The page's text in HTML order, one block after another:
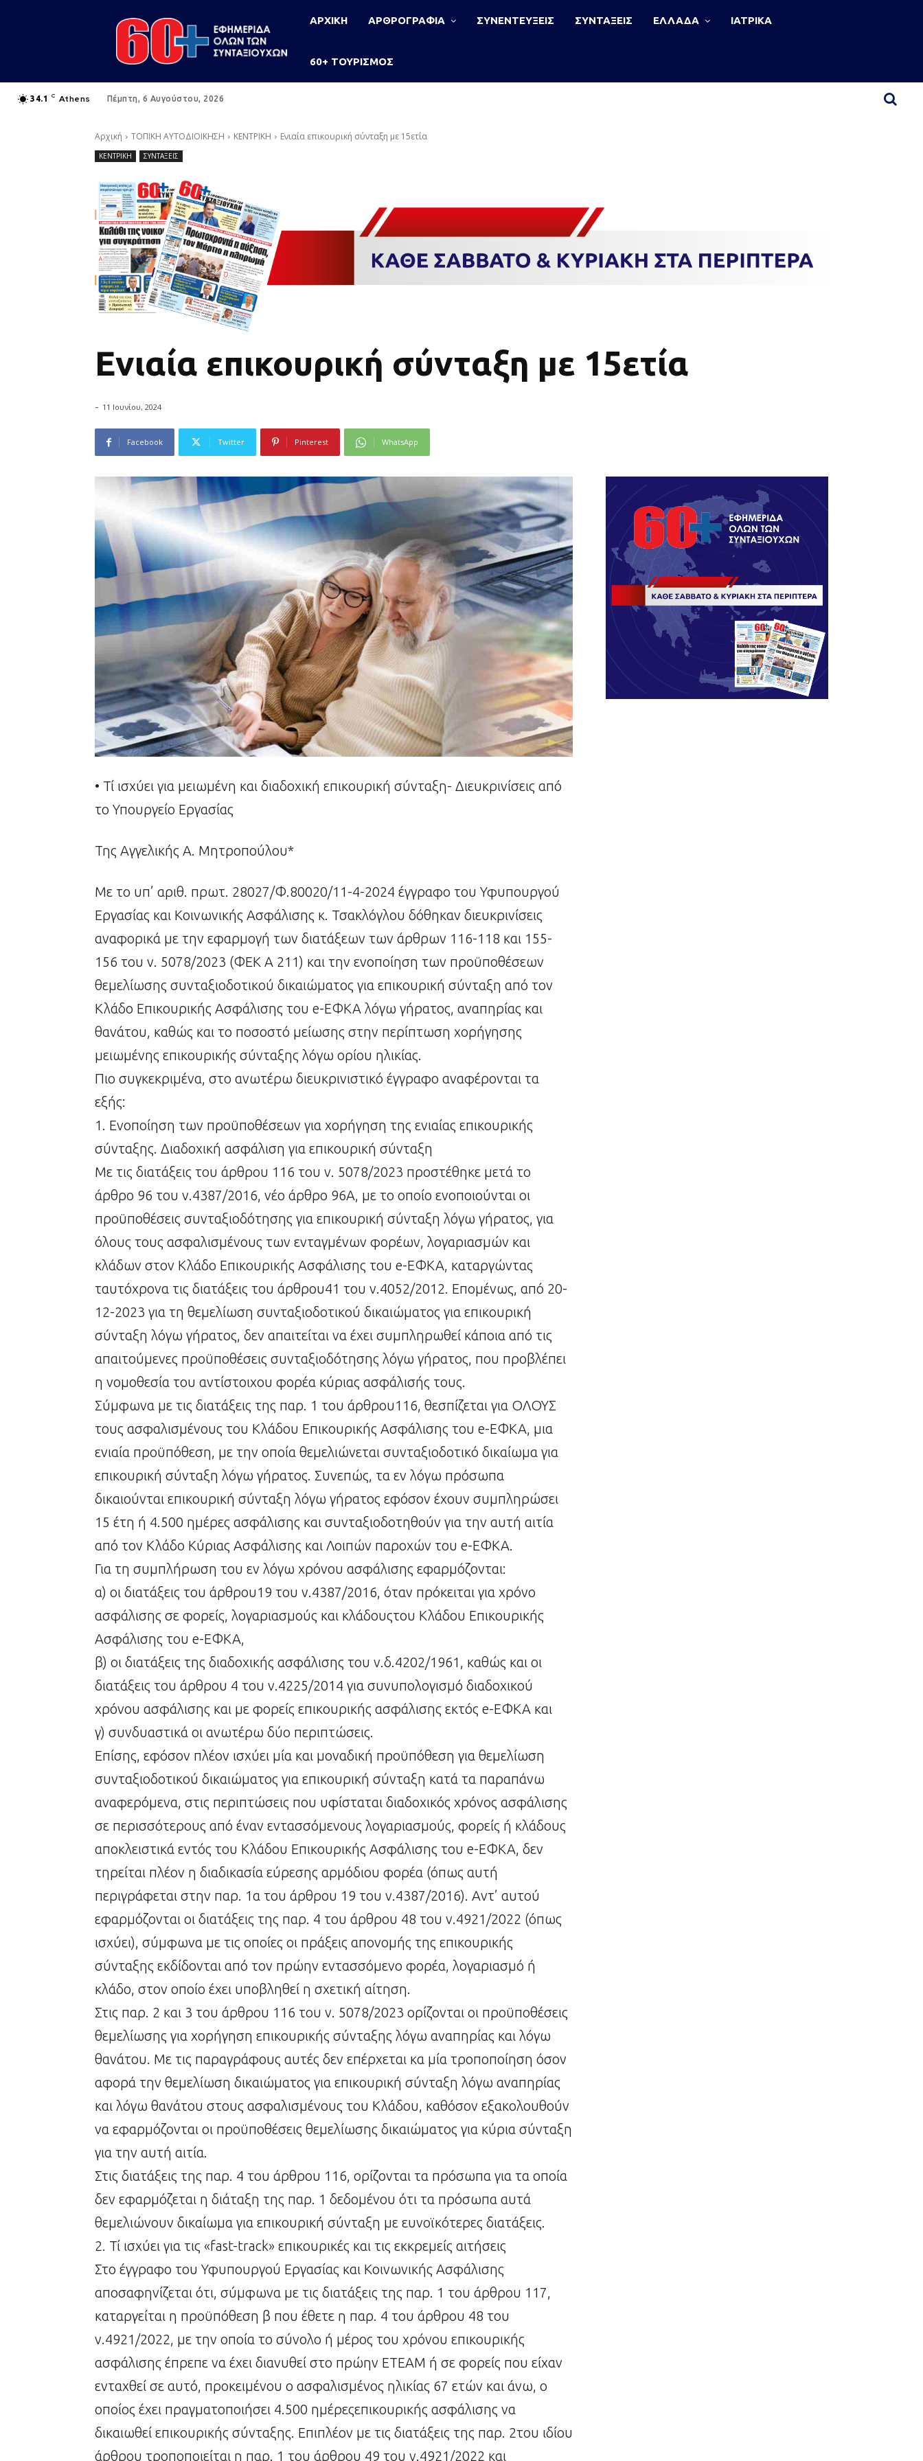
ΑΡΧΙΚΗ ΑΡΘΡΟΓΡΑΦΙΑ ΣΥΝΕΝΤΕΥΞΕΙΣ ΣΥΝΤΑΞΕΙΣ ΕΛΛΑΔΑ ΙΑΤΡΙΚΑ
60+ ΤΟΥΡΙΣΜΟΣ
34.1 C Athens Πέμπτη, 6 Αυγούστου, 2026
Αρχική ΤΟΠΙΚΗ ΑΥΤΟΔΙΟΙΚΗΣΗ ΚΕΝΤΡΙΚΗ Ενιαία επικουρική σύνταξη με 15ετία
ΚΕΝΤΡΙΚΗ ΣΥΝΤΑΞΕΙΣ
Ενιαία επικουρική σύνταξη με 15ετία
- 11 Ιουνίου, 2024
Facebook Twitter Pinterest WhatsApp
• Τί ισχύει για μειωμένη και διαδοχική επικουρική σύνταξη- Διευκρινίσεις από
το Υπουργείο Εργασίας
Της Αγγελικής Α. Μητροπούλου*
Με το υπ’ αριθ. πρωτ. 28027/Φ.80020/11-4-2024 έγγραφο του Υφυπουργού
Εργασίας και Κοινωνικής Ασφάλισης κ. Τσακλόγλου δόθηκαν διευκρινίσεις
αναφορικά με την εφαρμογή των διατάξεων των άρθρων 116-118 και 155-
156 του ν. 5078/2023 (ΦΕΚ Α 211) και την ενοποίηση των προϋποθέσεων
θεμελίωσης συνταξιοδοτικού δικαιώματος για επικουρική σύνταξη από τον
Κλάδο Επικουρικής Ασφάλισης του e-ΕΦΚΑ λόγω γήρατος, αναπηρίας και
θανάτου, καθώς και το ποσοστό μείωσης στην περίπτωση χορήγησης
μειωμένης επικουρικής σύνταξης λόγω ορίου ηλικίας.
Πιο συγκεκριμένα, στο ανωτέρω διευκρινιστικό έγγραφο αναφέρονται τα
εξής:
1. Ενοποίηση των προϋποθέσεων για χορήγηση της ενιαίας επικουρικής
σύνταξης. Διαδοχική ασφάλιση για επικουρική σύνταξη
Με τις διατάξεις του άρθρου 116 του ν. 5078/2023 προστέθηκε μετά το
άρθρο 96 του ν.4387/2016, νέο άρθρο 96Α, με το οποίο ενοποιούνται οι
προϋποθέσεις συνταξιοδότησης για επικουρική σύνταξη λόγω γήρατος, για
όλους τους ασφαλισμένους των ενταγμένων φορέων, λογαριασμών και
κλάδων στον Κλάδο Επικουρικής Ασφάλισης του e-ΕΦΚΑ, καταργώντας
ταυτόχρονα τις διατάξεις του άρθρου41 του ν.4052/2012. Επομένως, από 20-
12-2023 για τη θεμελίωση συνταξιοδοτικού δικαιώματος για επικουρική
σύνταξη λόγω γήρατος, δεν απαιτείται να έχει συμπληρωθεί κάποια από τις
απαιτούμενες προϋποθέσεις συνταξιοδότησης λόγω γήρατος, που προβλέπει
η νομοθεσία του αντίστοιχου φορέα κύριας ασφάλισής τους.
Σύμφωνα με τις διατάξεις της παρ. 1 του άρθρου116, θεσπίζεται για ΟΛΟΥΣ
τους ασφαλισμένους του Κλάδου Επικουρικής Ασφάλισης του e-ΕΦΚΑ, μια
ενιαία προϋπόθεση, με την οποία θεμελιώνεται συνταξιοδοτικό δικαίωμα για
επικουρική σύνταξη λόγω γήρατος. Συνεπώς, τα εν λόγω πρόσωπα
δικαιούνται επικουρική σύνταξη λόγω γήρατος εφόσον έχουν συμπληρώσει
15 έτη ή 4.500 ημέρες ασφάλισης και συνταξιοδοτηθούν για την αυτή αιτία
από τον Κλάδο Κύριας Ασφάλισης και Λοιπών παροχών του e-ΕΦΚΑ.
Για τη συμπλήρωση του εν λόγω χρόνου ασφάλισης εφαρμόζονται:
α) οι διατάξεις του άρθρου19 του ν.4387/2016, όταν πρόκειται για χρόνο
ασφάλισης σε φορείς, λογαριασμούς και κλάδουςτου Κλάδου Επικουρικής
Ασφάλισης του e-ΕΦΚΑ,
β) οι διατάξεις της διαδοχικής ασφάλισης του ν.δ.4202/1961, καθώς και οι
διατάξεις του άρθρου 4 του ν.4225/2014 για συνυπολογισμό διαδοχικού
χρόνου ασφάλισης και με φορείς επικουρικής ασφάλισης εκτός e-ΕΦΚΑ και
γ) συνδυαστικά οι ανωτέρω δύο περιπτώσεις.
Επίσης, εφόσον πλέον ισχύει μία και μοναδική προϋπόθεση για θεμελίωση
συνταξιοδοτικού δικαιώματος για επικουρική σύνταξη κατά τα παραπάνω
αναφερόμενα, στις περιπτώσεις που υφίσταται διαδοχικός χρόνος ασφάλισης
σε περισσότερους από έναν εντασσόμενους λογαριασμούς, φορείς ή κλάδους
αποκλειστικά εντός του Κλάδου Επικουρικής Ασφάλισης του e-ΕΦΚΑ, δεν
τηρείται πλέον η διαδικασία εύρεσης αρμόδιου φορέα (όπως αυτή
περιγράφεται στην παρ. 1α του άρθρου 19 του ν.4387/2016). Αντ’ αυτού
εφαρμόζονται οι διατάξεις της παρ. 4 του άρθρου 48 του ν.4921/2022 (όπως
ισχύει), σύμφωνα με τις οποίες οι πράξεις απονομής της επικουρικής
σύνταξης εκδίδονται από τον πρώην εντασσόμενο φορέα, λογαριασμό ή
κλάδο, στον οποίο έχει υποβληθεί η σχετική αίτηση.
Στις παρ. 2 και 3 του άρθρου 116 του ν. 5078/2023 ορίζονται οι προϋποθέσεις
θεμελίωσης για χορήγηση επικουρικής σύνταξης λόγω αναπηρίας και λόγω
θανάτου. Με τις παραγράφους αυτές δεν επέρχεται κα μία τροποποίηση όσον
αφορά την θεμελίωση δικαιώματος για επικουρική σύνταξη λόγω αναπηρίας
και λόγω θανάτου στους ασφαλισμένους του Κλάδου, καθόσον εξακολουθούν
να εφαρμόζονται οι προϋποθέσεις θεμελίωσης δικαιώματος για κύρια σύνταξη
για την αυτή αιτία.
Στις διατάξεις της παρ. 4 του άρθρου 116, ορίζονται τα πρόσωπα για τα οποία
δεν εφαρμόζεται η διάταξη της παρ. 1 δεδομένου ότι τα πρόσωπα αυτά
θεμελιώνουν δικαίωμα για επικουρική σύνταξη με ευνοϊκότερες διατάξεις.
2. Τί ισχύει για τις «fast-track» επικουρικές και τις εκκρεμείς αιτήσεις
Στο έγγραφο του Υφυπουργού Εργασίας και Κοινωνικής Ασφάλισης
αποσαφηνίζεται ότι, σύμφωνα με τις διατάξεις της παρ. 1 του άρθρου 117,
καταργείται η προϋπόθεση β που έθετε η παρ. 4 του άρθρου 48 του
ν.4921/2022, με την οποία το σύνολο ή μέρος του χρόνου επικουρικής
ασφάλισης έπρεπε να έχει διανυθεί στο πρώην ΕΤΕΑΜ ή σε φορείς που είχαν
ενταχθεί σε αυτό, προκειμένου ο ασφαλισμένος ηλικίας 67 ετών και άνω, ο
οποίος έχει πραγματοποιήσει 4.500 ημέρεςεπικουρικής ασφάλισης να
δικαιωθεί επικουρικής σύνταξης. Επιπλέον με τις διατάξεις της παρ. 2του ιδίου
άρθρου τροποποιείται η παρ. 1 του άρθρου 49 του ν.4921/2022 και